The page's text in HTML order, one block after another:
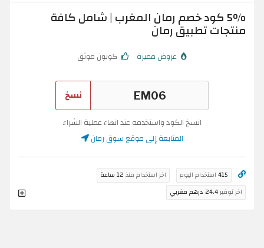
5% كود خصم رمان المغرب | شامل كافة
منتجات تطبيق رمان
عروض مميزة كوبون موثق
نسخ
انسخ الكود واستخدمه عند انهاء عملية الشراء
المتابعة إلى موقع سوق رمان
415 استخدام اليوم اخر استخدام منذ 12 ساعة
اخر توفير24.4 درهم مغربي